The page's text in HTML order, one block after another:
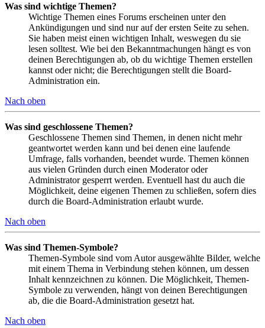
Was sind wichtige Themen?
Wichtige Themen eines Forums erscheinen unter den
Ankündigungen und sind nur auf der ersten Seite zu sehen.
Sie haben meist einen wichtigen Inhalt, weswegen du sie
lesen solltest. Wie bei den Bekanntmachungen hängt es von
deinen Berechtigungen ab, ob du wichtige Themen erstellen
kannst oder nicht; die Berechtigungen stellt die Board-
Administration ein.
Nach oben
Was sind geschlossene Themen?
Geschlossene Themen sind Themen, in denen nicht mehr
geantwortet werden kann und bei denen eine laufende
Umfrage, falls vorhanden, beendet wurde. Themen können
aus vielen Gründen durch einen Moderator oder
Administrator gesperrt werden. Eventuell hast du auch die
Möglichkeit, deine eigenen Themen zu schließen, sofern dies
durch die Board-Administration erlaubt wurde.
Nach oben
Was sind Themen-Symbole?
Themen-Symbole sind vom Autor ausgewählte Bilder, welche
mit einem Thema in Verbindung stehen können, um dessen
Inhalt kennzeichnen zu können. Die Möglichkeit, Themen-
Symbole zu verwenden, hängt von deinen Berechtigungen
ab, die die Board-Administration gesetzt hat.
Nach oben